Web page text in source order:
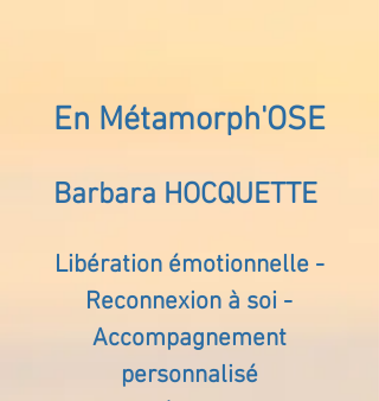
En Métamorph'OSE
Barbara HOCQUETTE
Libération émotionnelle -
Reconnexion à soi -
Accompagnement
personnalisé